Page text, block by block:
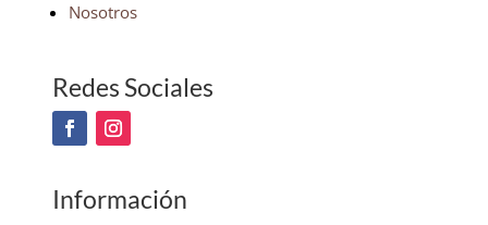
Nosotros
Redes Sociales
Información